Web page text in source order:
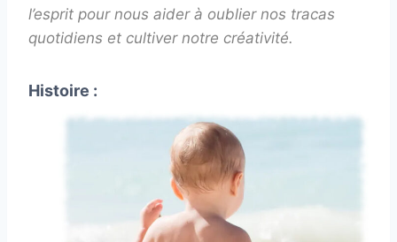
l’esprit pour nous aider à oublier nos tracas
quotidiens et cultiver notre créativité.
Histoire :